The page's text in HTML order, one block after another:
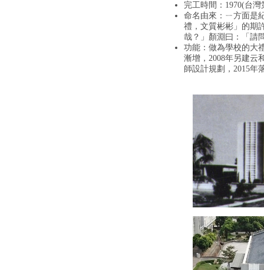
完工時間：1970(台
命名由來：ㄧ方面是
禮，文質彬彬」的期
哉？」顏淵曰：「請
功能：做為學校的大
漸增，2008年另建云
師設計規劃，2015年